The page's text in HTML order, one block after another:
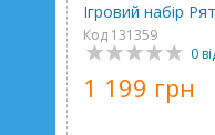
Ігровий набір
Код 131359
0
1 199 грн